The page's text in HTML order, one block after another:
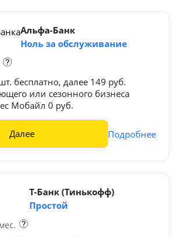
Альфа-Банк
Ноль за обслуживание
бесплатно, далее 149 руб.
или сезонного бизнеса
Мобайл 0 руб.
Далее Подробнее
Т-Банк (Тинькофф)
Простой